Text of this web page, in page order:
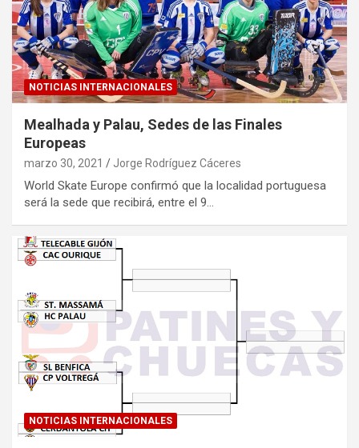
NOTICIAS INTERNACIONALES
Mealhada y Palau, Sedes de las Finales
Europeas
marzo 30, 2021 Jorge Rodríguez Cáceres
World Skate Europe confirmó que la localidad portuguesa
será la sede que recibirá, entre el 9…
NOTICIAS INTERNACIONALES